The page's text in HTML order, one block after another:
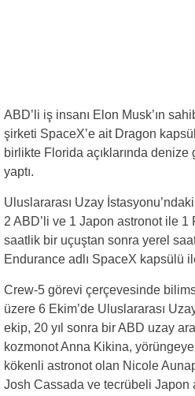
ABD’li iş insanı Elon Musk’ın
şirketi SpaceX’e ait Dragon
birlikte Florida açıklarında
yaptı.
Uluslararası Uzay
2 ABD’li ve 1 Japon astronot ile 1
saatlik bir uçuştan sonra yerel
Endurance adlı SpaceX kapsülü
Crew-5 görevi çerçevesinde
üzere 6 Ekim’de Uluslararası
ekip, 20 yıl sonra bir ABD uzay
kozmonot Anna Kikina,
kökenli astronot olan Nicole
Josh Cassada ve tecrübeli Japon